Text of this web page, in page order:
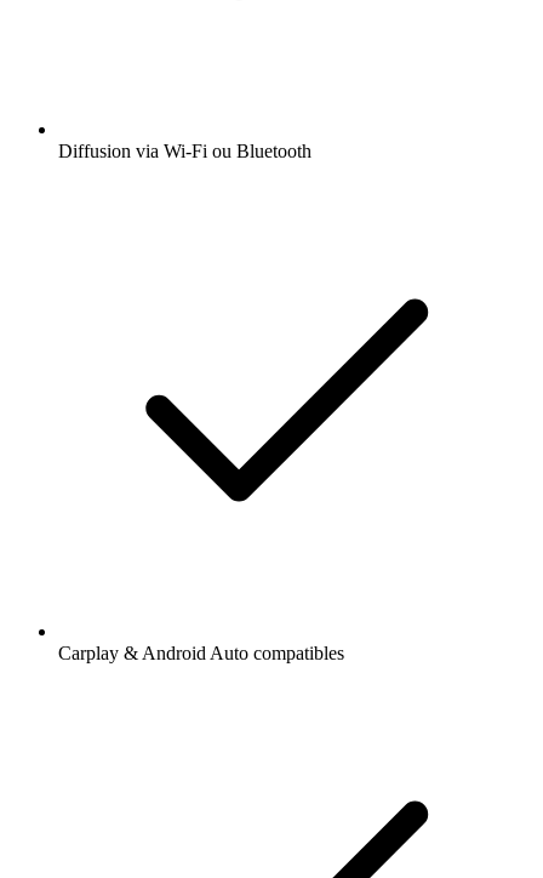
Diffusion via Wi-Fi ou Bluetooth
Carplay & Android Auto compatibles